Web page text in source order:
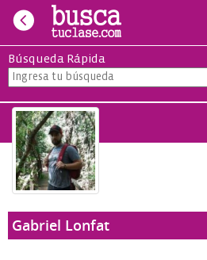
Búsqueda Rápida
Gabriel Lonfat